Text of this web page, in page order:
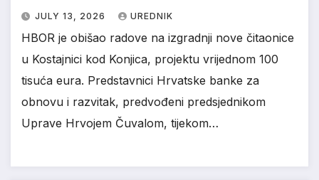
JULY 13, 2026 UREDNIK
HBOR je obišao radove na izgradnji nove čitaonice
u Kostajnici kod Konjica, projektu vrijednom 100
tisuća eura. Predstavnici Hrvatske banke za
obnovu i razvitak, predvođeni predsjednikom
Uprave Hrvojem Čuvalom, tijekom…